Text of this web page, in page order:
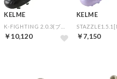
KELME
￥10,120
KELME
￥7,150